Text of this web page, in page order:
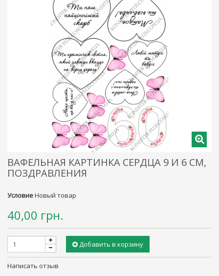
ВАФЕЛЬНАЯ КАРТИНКА СЕРДЦА 9 И 6 СМ,
ПОЗДРАВЛЕНИЯ
УсловиеНовый товар
40,00 грн.
Добавить в корзину
Написать отзыв